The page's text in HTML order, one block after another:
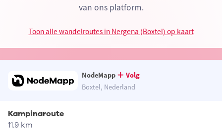
van ons platform.
Toon alle wandelroutes in Nergena (Boxtel) op kaart
NodeMapp
Volg
Boxtel, Nederland
Kampinaroute
11.9 km